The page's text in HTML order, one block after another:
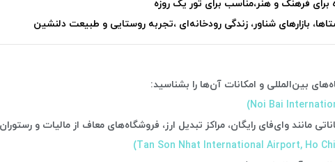
فرهنگ و هنر،مناسب برای تور یک روزه
بازارهای شناور، زندگی رودخانه‌ای ،تجربه روستایی و طبیعت دلنشین
بین‌المللی و امکانات آن‌ها را بشناسید:
مانند وای‌فای رایگان، مراکز تبدیل ارز، فروشگاه‌های معاف از مالیات و